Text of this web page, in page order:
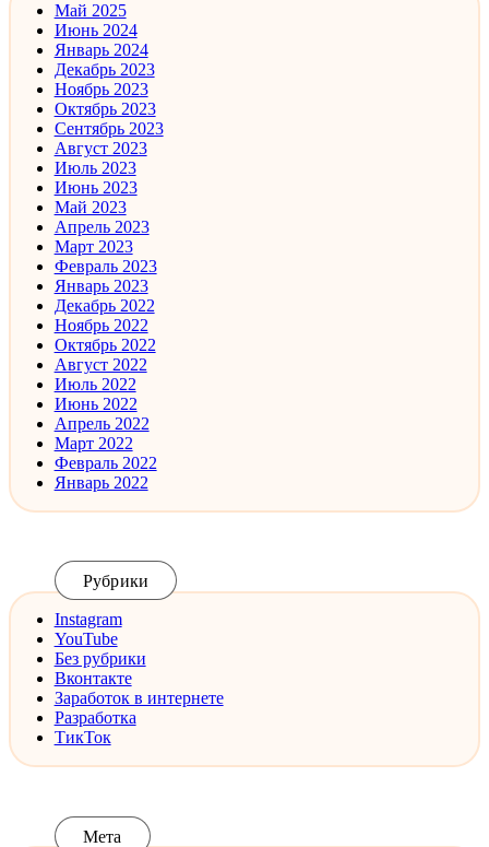
Май 2025
Июнь 2024
Январь 2024
Декабрь 2023
Ноябрь 2023
Октябрь 2023
Сентябрь 2023
Август 2023
Июль 2023
Июнь 2023
Май 2023
Апрель 2023
Март 2023
Февраль 2023
Январь 2023
Декабрь 2022
Ноябрь 2022
Октябрь 2022
Август 2022
Июль 2022
Июнь 2022
Апрель 2022
Март 2022
Февраль 2022
Январь 2022
Рубрики
Instagram
YouTube
Без рубрики
Вконтакте
Заработок в интернете
Разработка
ТикТок
Мета